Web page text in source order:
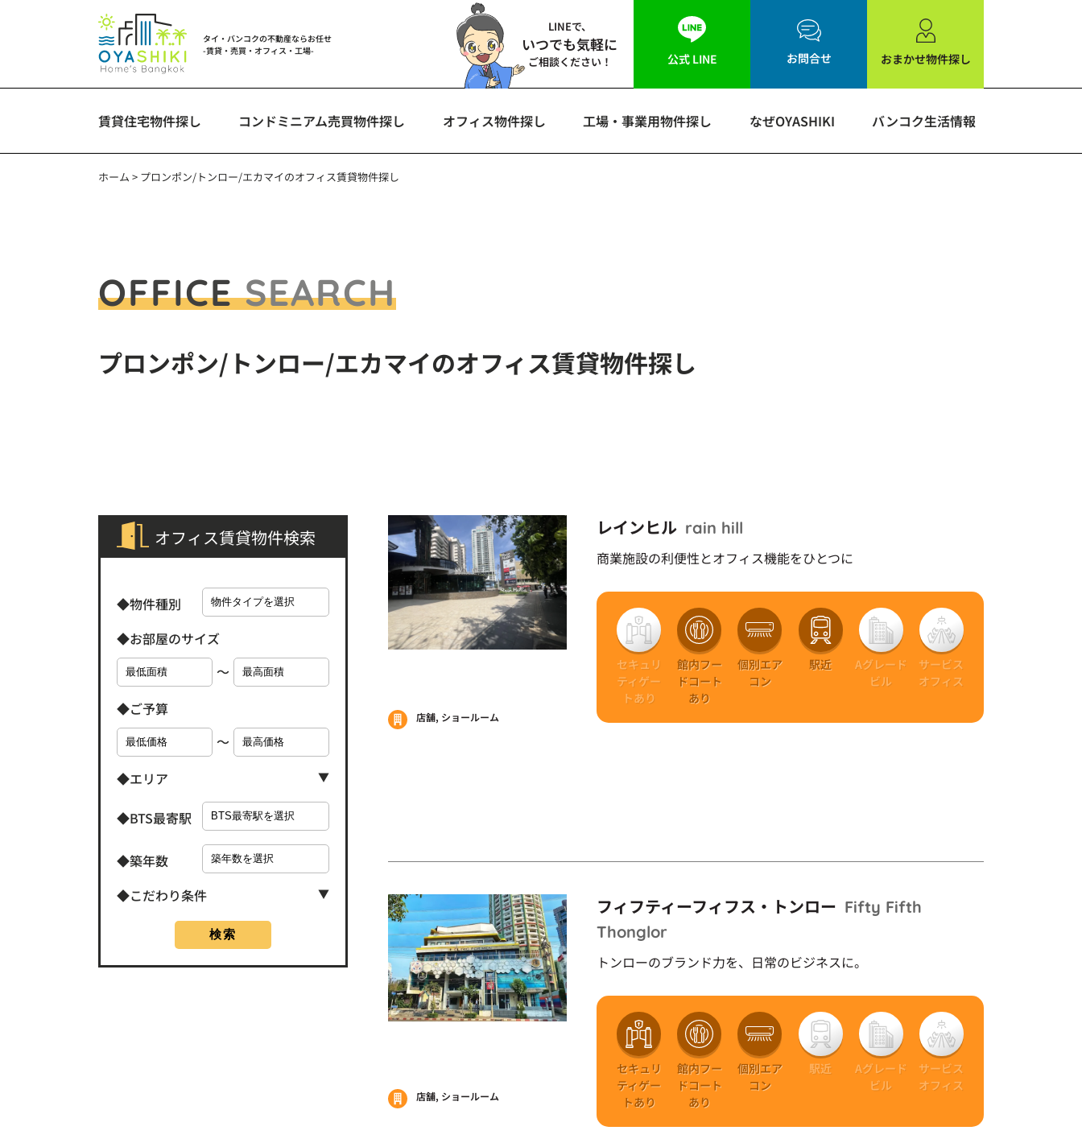
タイ・バンコクの不動産ならお任せ
-賃貸・売買・オフィス・工場-
LINEで、
いつでも気軽に
ご相談ください！ 公式 LINE お問合せ おまかせ物件探し
賃貸住宅物件探し コンドミニアム売買物件探し オフィス物件探し 工場・事業用物件探し なぜOYASHIKI バンコク生活情報
ホーム > プロンポン/トンロー/エカマイのオフィス賃貸物件探し
OFFICESEARCH
プロンポン/トンロー/エカマイのオフィス賃貸物件探し
オフィス賃貸物件検索
◆物件種別
◆お部屋のサイズ
〜
◆ご予算
〜
◆エリア
◆BTS最寄駅
◆築年数
◆こだわり条件
レインヒル rain hill
商業施設の利便性とオフィス機能をひとつに
店舗, ショールーム
セキュリ
ティゲー
トあり
館内フー
ドコート
あり
個別エア
コン
駅近
Aグレード
ビル
サービス
オフィス
フィフティーフィフス・トンロー Fifty Fifth
Thonglor
トンローのブランド力を、日常のビジネスに。
店舗, ショールーム
セキュリ
ティゲー
トあり
館内フー
ドコート
あり
個別エア
コン
駅近
Aグレード
ビル
サービス
オフィス